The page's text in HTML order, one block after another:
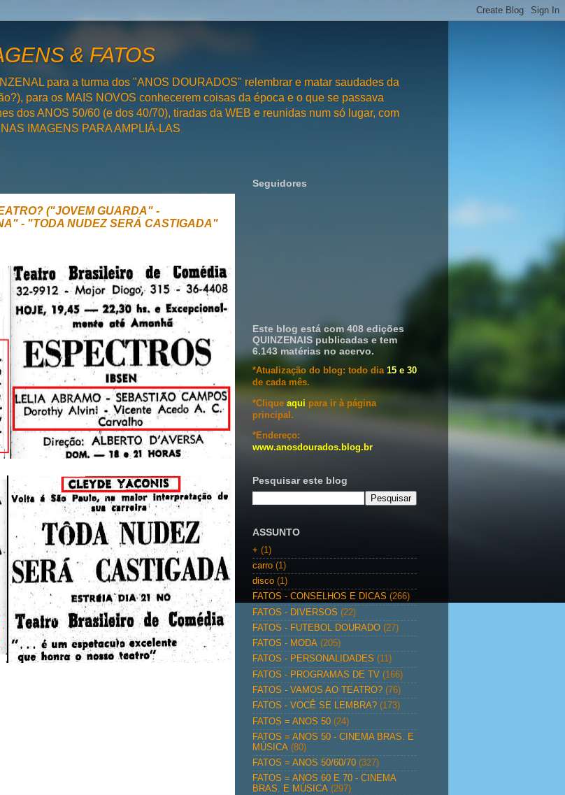
& FATOS
para a turma dos "ANOS DOURADOS" relembrar e matar saudades da
para os MAIS NOVOS conhecerem coisas da época e o que se passava
dos ANOS 50/60 (e dos 40/70), tiradas da WEB e reunidas num só lugar, com
IMAGENS PARA AMPLIÁ-LAS
("JOVEM GUARDA" -
- "TODA NUDEZ SERÁ CASTIGADA"
Seguidores
Este blog está com 408 edições
QUINZENAIS publicadas e tem
6.143 matérias no acervo.
*Atualização do blog: todo dia 15 e 30
de cada mês.
*Clique aqui para ir à página
principal.
*Endereço:
www.anosdourados.blog.br
Pesquisar este blog
ASSUNTO
+ (1)
carro (1)
disco (1)
FATOS - CONSELHOS E DICAS (266)
FATOS - DIVERSOS (22)
FATOS - FUTEBOL DOURADO (27)
FATOS - MODA (205)
FATOS - PERSONALIDADES (11)
FATOS - PROGRAMAS DE TV (166)
FATOS - VAMOS AO TEATRO? (76)
FATOS - VOCÊ SE LEMBRA? (173)
FATOS = ANOS 50 (24)
FATOS = ANOS 50 - CINEMA BRAS. E
MÚSICA (80)
FATOS = ANOS 50/60/70 (327)
FATOS = ANOS 60 E 70 - CINEMA
BRAS. E MÚSICA (297)